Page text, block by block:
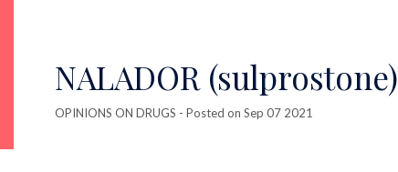
NALADOR (sulprostone)
OPINIONS ON DRUGS - Posted on Sep 07 2021